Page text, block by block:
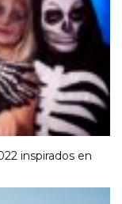
inspirados en